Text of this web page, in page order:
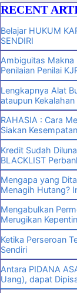
RECENT
Belajar HUKUM
SENDIRI
Ambiguitas Makna
Penilaian Penilai
Lengkapnya Alat
ataupun
RAHASIA : Cara
Siakan
Kredit Sudah
BLACKLIST
Mengapa yang
Menagih Hutang?
Mengabulkan
Merugikan
Ketika Perseroan
Sendiri
Antara PIDANA
Uang), dapat